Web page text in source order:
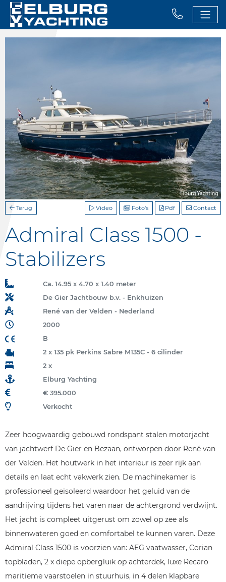
Terug Contact
Pdf
Foto's
Video
Admiral Class 1500 -
Stabilizers
Ca. 14.95 x 4.70 x 1.40 meter
De Gier Jachtbouw b.v. - Enkhuizen
René van der Velden - Nederland
2000
B
2 x 135 pk Perkins Sabre M135C - 6 cilinder
2 x
Elburg Yachting
€ 395.000
Verkocht
Zeer hoogwaardig gebouwd rondspant stalen motorjacht
van jachtwerf De Gier en Bezaan, ontworpen door René van
der Velden. Het houtwerk in het interieur is zeer rijk aan
details en laat echt vakwerk zien. De machinekamer is
professioneel geïsoleerd waardoor het geluid van de
aandrijving tijdens het varen naar de achtergrond verdwijnt.
Het jacht is compleet uitgerust om zowel op zee als
binnenwateren goed en comfortabel te kunnen varen. Deze
Admiral Class 1500 is voorzien van: AEG vaatwasser, Corian
topbladen, 2 x diepe opbergluik op achterdek, luxe Recaro
maritieme vaarstoelen in stuurhuis, in 4 delen klapbare